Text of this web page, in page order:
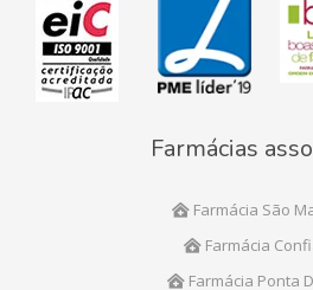
Farmácias
Farmácia São
Farmácia
Farmácia Ponta